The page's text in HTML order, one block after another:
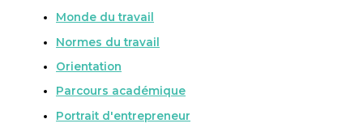
Monde du travail
Normes du travail
Orientation
Parcours académique
Portrait d'entrepreneur